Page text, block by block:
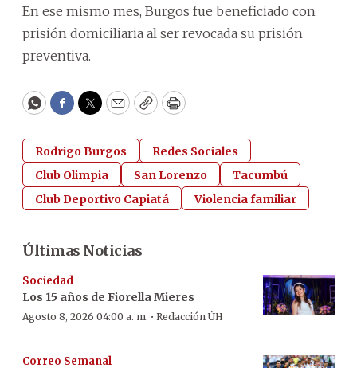
En ese mismo mes, Burgos fue beneficiado con
prisión domiciliaria al ser revocada su prisión
preventiva.
WhatsApp
Facebook
Twitter
EmailCopyPrint
Rodrigo Burgos
Redes Sociales
Club Olimpia
San Lorenzo
Tacumbú
Club Deportivo Capiatá
Violencia familiar
Últimas Noticias
Sociedad
Los 15 años de Fiorella Mieres
Agosto 8, 2026 04:00 a. m. · Redacción ÚH
Correo Semanal